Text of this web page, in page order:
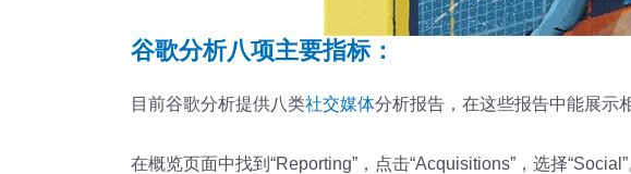
谷歌分析八项主要指标：
目前谷歌分析提供八类社交媒体分析报告，在这些报告中能展示
在概览页面中找到“Reporting”，点击“Acquisitions”，选择“Social”